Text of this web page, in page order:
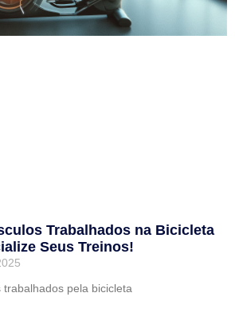
Trabalhados na Bicicleta
Seus Treinos!
pela bicicleta